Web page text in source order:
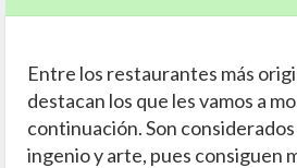
Entre los restaurantes más
destacan los que les vamos a
continuación. Son
ingenio y arte, pues consiguen